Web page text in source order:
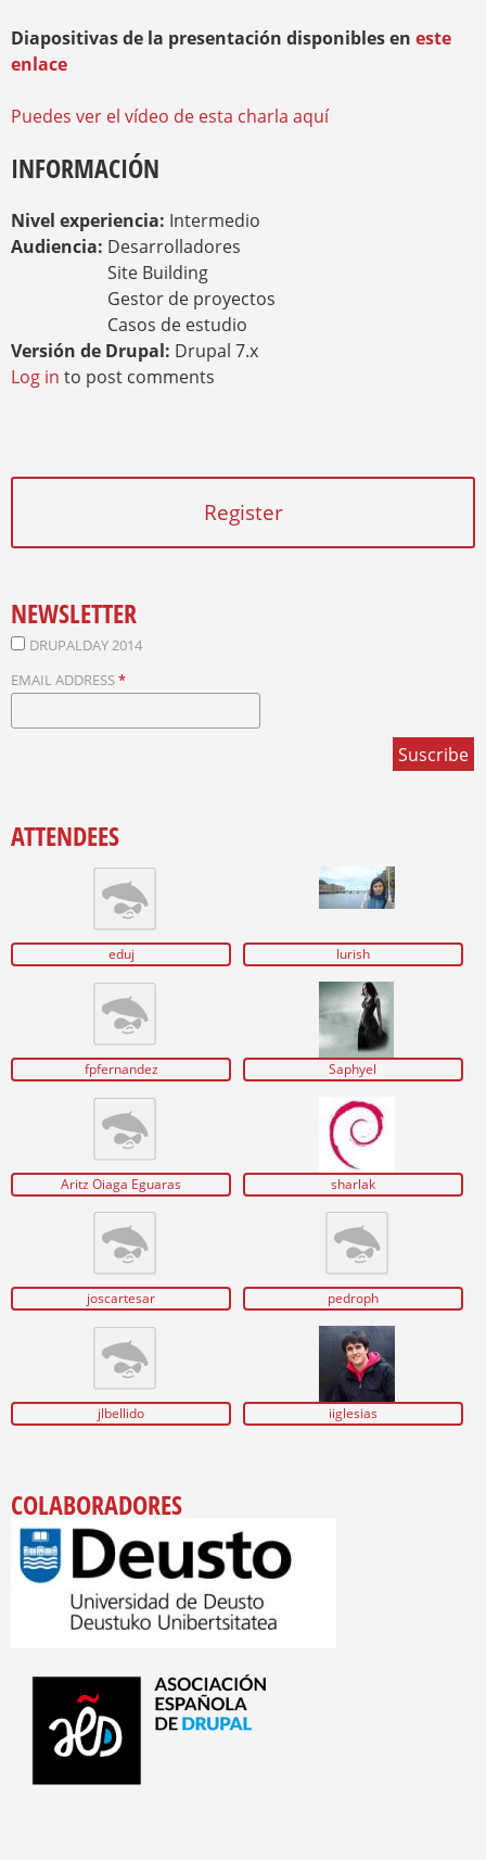
Diapositivas de la presentación disponibles en este
enlace
Puedes ver el vídeo de esta charla aquí
INFORMACIÓN
Nivel experiencia: Intermedio
Audiencia: Desarrolladores
Site Building
Gestor de proyectos
Casos de estudio
Versión de Drupal: Drupal 7.x
Log in to post comments
Register
NEWSLETTER
DRUPALDAY 2014
EMAIL ADDRESS*
ATTENDEES
eduj lurish
fpfernandez Saphyel
Aritz Oiaga Eguaras sharlak
joscartesar pedroph
jlbellido iiglesias
COLABORADORES